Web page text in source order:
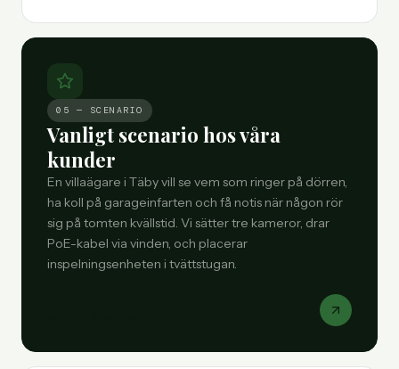
05 — SCENARIO
Vanligt scenario hos våra
kunder
En villaägare i Täby vill se vem som ringer på dörren,
ha koll på garageinfarten och få notis när någon rör
sig på tomten kvällstid. Vi sätter tre kameror, drar
PoE-kabel via vinden, och placerar
inspelningsenheten i tvättstugan.